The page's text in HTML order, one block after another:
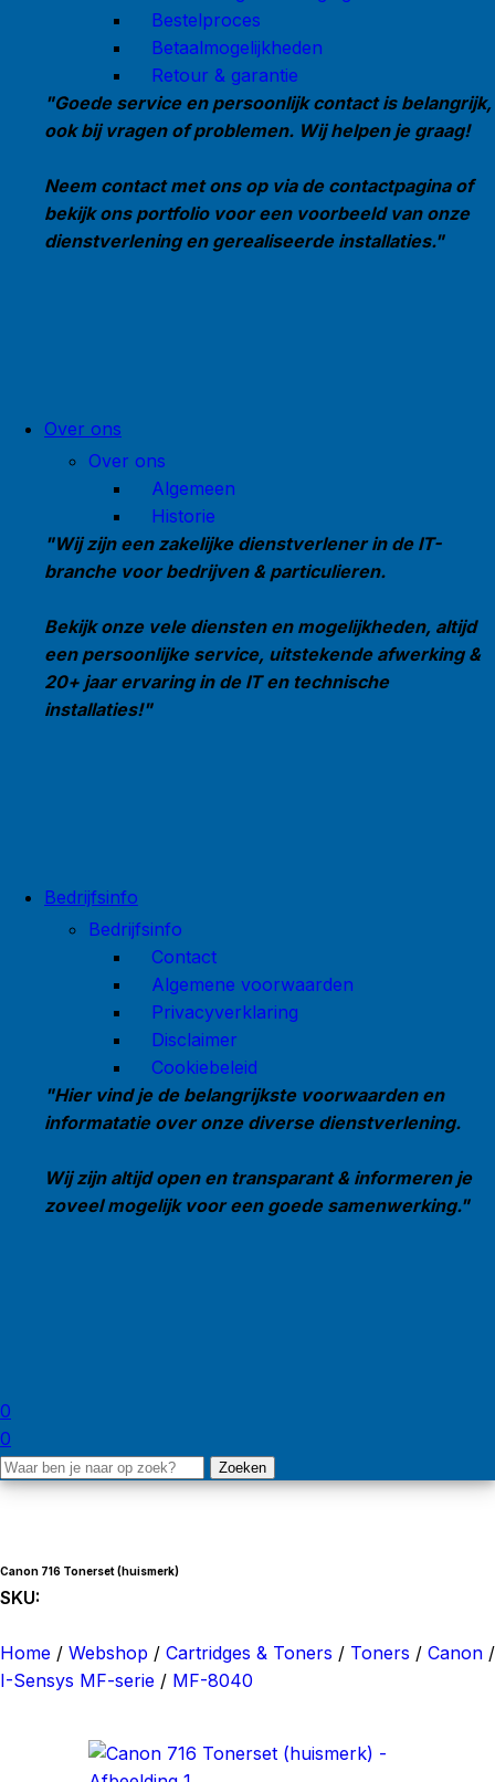
Bestelproces
Betaalmogelijkheden
Retour & garantie
"Goede service en persoonlijk contact is belangrijk,
ook bij vragen of problemen. Wij helpen je graag!
Neem contact met ons op via de contactpagina of
bekijk ons portfolio voor een voorbeeld van onze
dienstverlening en gerealiseerde installaties."
Over ons
Over ons
Algemeen
Historie
"Wij zijn een zakelijke dienstverlener in de IT-
branche voor bedrijven & particulieren.
Bekijk onze vele diensten en mogelijkheden, altijd
een persoonlijke service, uitstekende afwerking &
20+ jaar ervaring in de IT en technische
installaties!"
Bedrijfsinfo
Bedrijfsinfo
Contact
Algemene voorwaarden
Privacyverklaring
Disclaimer
Cookiebeleid
"Hier vind je de belangrijkste voorwaarden en
informatatie over onze diverse dienstverlening.
Wij zijn altijd open en transparant & informeren je
zoveel mogelijk voor een goede samenwerking."
0
0
Zoeken
Canon 716 Tonerset (huismerk)
SKU:
Home / Webshop / Cartridges & Toners / Toners / Canon /
I-Sensys MF-serie / MF-8040